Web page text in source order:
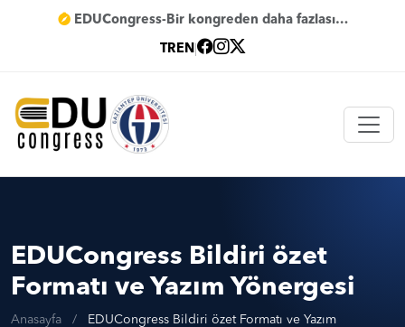
EDUCongress-Bir kongreden daha fazlası…
TREN
EDUCongress Bildiri özet
Formatı ve Yazım Yönergesi
Anasayfa /
EDUCongress Bildiri özet Formatı ve Yazım